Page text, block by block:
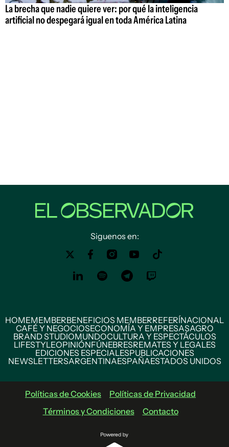
La brecha que nadie quiere ver: por qué la inteligencia
artificial no despegará igual en toda América Latina
Siguenos en:
HOMEMEMBERBENEFICIOS MEMBERREFERÍNACIONAL
CAFÉ Y NEGOCIOSECONOMÍA Y EMPRESASAGRO
BRAND STUDIOMUNDOCULTURA Y ESPECTÁCULOS
LIFESTYLEOPINIÓNFÚNEBRESREMATES Y LEGALES
EDICIONES ESPECIALESPUBLICACIONES
NEWSLETTERSARGENTINAESPAÑAESTADOS UNIDOS
Políticas de Cookies
Políticas de Privacidad
Términos y Condiciones
Contacto